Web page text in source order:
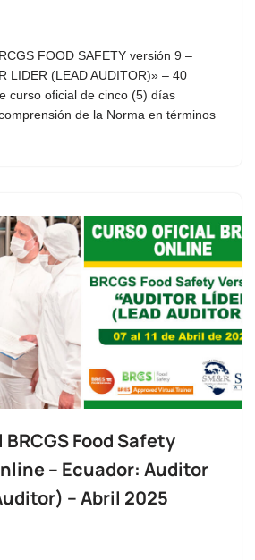
FOOD SAFETY versión 9 –
LIDER (LEAD AUDITOR)» – 40
curso oficial de cinco (5) días
de la Norma en términos
Food Safety
– Ecuador: Auditor
– Abril 2025